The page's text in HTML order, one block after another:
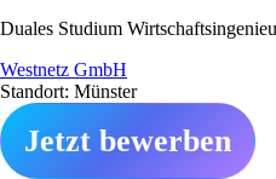
Duales Studium
Westnetz GmbH
Standort: Münster
Jetzt bewerben